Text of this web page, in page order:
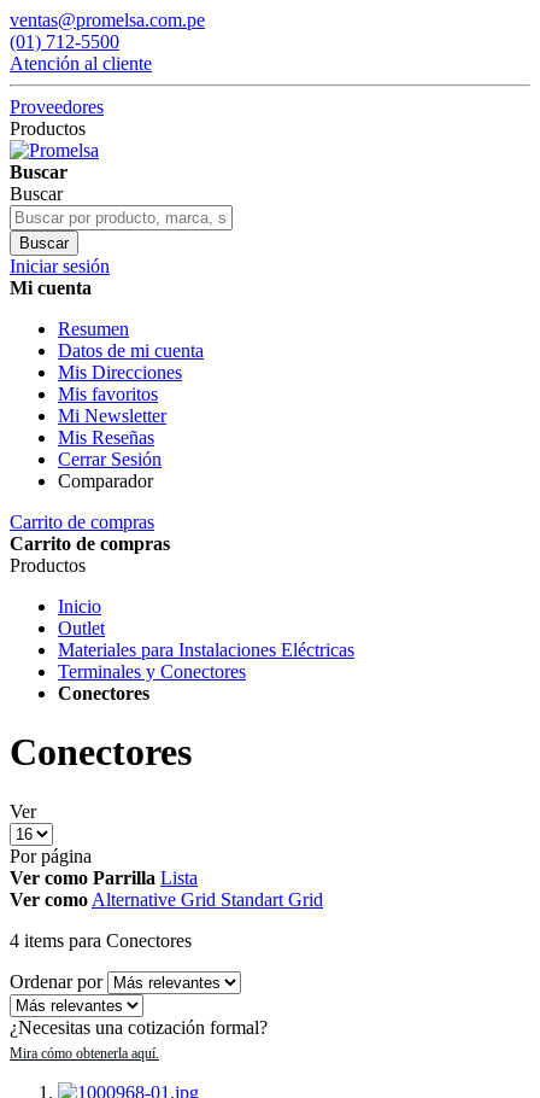
ventas@promelsa.com.pe
(01) 712-5500
Atención al cliente
Proveedores
Productos
Buscar
Buscar
Buscar
Iniciar sesión
Mi cuenta
Resumen
Datos de mi cuenta
Mis Direcciones
Mis favoritos
Mi Newsletter
Mis Reseñas
Cerrar Sesión
Comparador
Carrito de compras
Carrito de compras
Productos
Inicio
Outlet
Materiales para Instalaciones Eléctricas
Terminales y Conectores
Conectores
Conectores
Ver
Por página
Ver como Parrilla Lista
Ver como Alternative Grid Standart Grid
4 items para Conectores
Ordenar por
¿Necesitas una cotización formal?